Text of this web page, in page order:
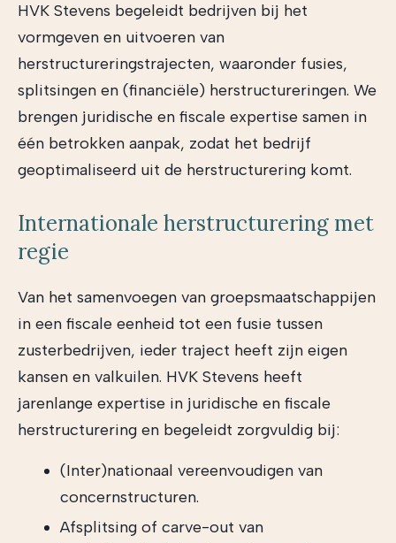
HVK Stevens begeleidt bedrijven bij het
vormgeven en uitvoeren van
herstructureringstrajecten, waaronder fusies,
splitsingen en (financiële) herstructureringen. We
brengen juridische en fiscale expertise samen in
één betrokken aanpak, zodat het bedrijf
geoptimaliseerd uit de herstructurering komt.
Internationale herstructurering met
regie
Van het samenvoegen van groepsmaatschappijen
in een fiscale eenheid tot een fusie tussen
zusterbedrijven, ieder traject heeft zijn eigen
kansen en valkuilen. HVK Stevens heeft
jarenlange expertise in juridische en fiscale
herstructurering en begeleidt zorgvuldig bij:
(Inter)nationaal vereenvoudigen van
concernstructuren.
Afsplitsing of carve-out van